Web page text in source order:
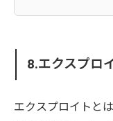
8.エクスプロ
エクスプロイトとは